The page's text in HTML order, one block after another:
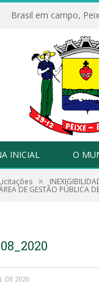
Brasil em campo,
INICIAL O
»
DE GESTÃO PÚBLICA
DE 2020